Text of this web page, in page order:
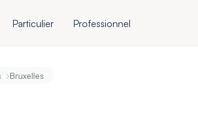
Particulier Professionnel
›Bruxelles